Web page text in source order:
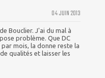
04 JUIN 2013
Bouclier. J'ai du mal à
problème. Que DC
mois, la donne reste la
qualités et laisser les